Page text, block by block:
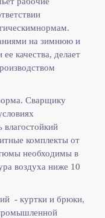
на зимнюю и
качества, делает
Сварщику
комплекты от
необходимы в
воздуха ниже 10
- куртки и брюки,